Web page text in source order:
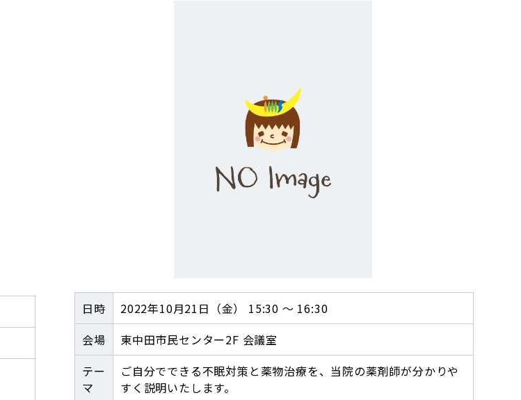
日時
2022年10月21日（金） 15:30 ～ 16:30
会場
東中田市民センター2F 会議室
テー
マ
ご自分でできる不眠対策と薬物治療を、当院の薬剤師が分かりや
すく説明いたします。